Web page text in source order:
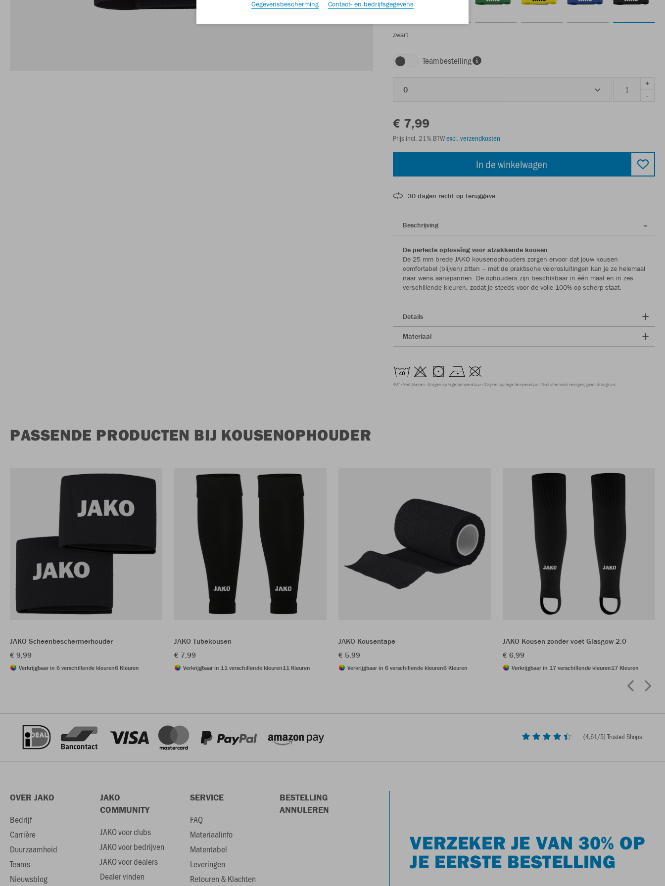
zwart
Teambestelling
0
+
-
€ 7,99
Prijs incl. 21% BTWexcl. verzendkosten
In de winkelwagen
30 dagen recht op teruggave
Beschrijving
De perfecte oplossing voor afzakkende kousen
De 25 mm brede JAKO kousenophouders zorgen ervoor dat jouw kousen
comfortabel (blijven) zitten – met de praktische velcrosluitingen kan je ze helemaal
naar wens aanspannen. De ophouders zijn beschikbaar in één maat en in zes
verschillende kleuren, zodat je steeds voor de volle 100% op scherp staat.
Details
Materiaal
40° Niet bleken Drogen op lage temperatuur Strijken op lage temperatuur Niet chemisch reinigen/geen droogkuis
PASSENDE PRODUCTEN BIJ KOUSENOPHOUDER
JAKO Scheenbeschermerhouder
€ 9,99
Verkrijgbaar in 6 verschillende kleuren6 Kleuren
JAKO Tubekousen
€ 7,99
Verkrijgbaar in 11 verschillende kleuren11 Kleuren
JAKO Kousentape
€ 5,99
Verkrijgbaar in 6 verschillende kleuren6 Kleuren
JAKO Kousen zonder voet Glasgow 2.0
€ 6,99
Verkrijgbaar in 17 verschillende kleuren17 Kleuren
(4,61/5) Trusted Shops
OVER JAKO
Bedrijf
Carrière
Duurzaamheid
Teams
Nieuwsblog
JAKO
COMMUNITY
JAKO voor clubs
JAKO voor bedrijven
JAKO voor dealers
Dealer vinden
SERVICE
FAQ
Materiaalinfo
Matentabel
Leveringen
Retouren & Klachten
BESTELLING
ANNULEREN
VERZEKER JE VAN 30% OP
JE EERSTE BESTELLING
Gegevensbescherming Contact- en bedrijfsgegevens